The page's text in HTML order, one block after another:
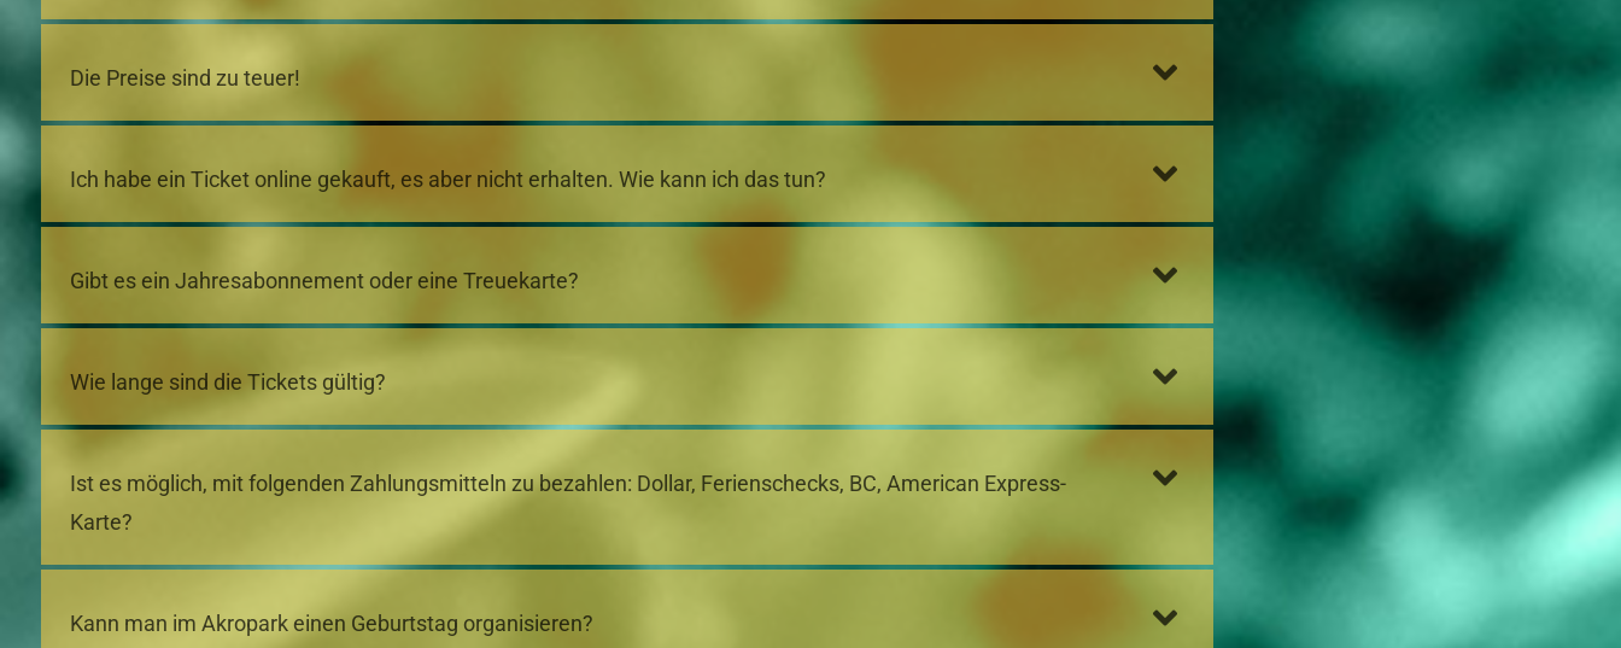
Die Preise sind zu teuer!
Ich habe ein Ticket online gekauft, es aber nicht erhalten. Wie kann ich das tun?
Gibt es ein Jahresabonnement oder eine Treuekarte?
Wie lange sind die Tickets gültig?
Ist es möglich, mit folgenden Zahlungsmitteln zu bezahlen: Dollar, Ferienschecks, BC, American Express-
Karte?
Kann man im Akropark einen Geburtstag organisieren?